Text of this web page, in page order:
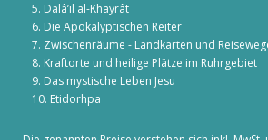
Dalâ’il al-Khayrât
Die Apokalyptischen Reiter
Zwischenräume - Landkarten und
Kraftorte und heilige Plätze im Ruhrgebiet
Das mystische Leben Jesu
Etidorhpa